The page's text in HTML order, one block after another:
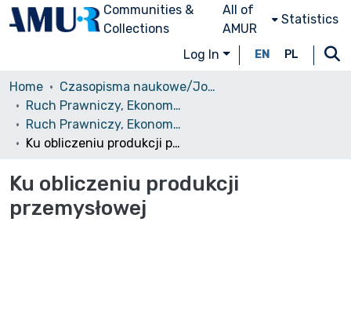
Communities &
Collections
All of
AMUR
Statistics
Log In EN PL
Home
Czasopisma naukowe/Journals
Ruch Prawniczy, Ekonomiczny i Socjologiczny
Ruch Prawniczy, Ekonomiczny i Socjologiczny, 1927, nr 2
Ku obliczeniu produkcji przemysłowej
Ku obliczeniu produkcji
przemysłowej